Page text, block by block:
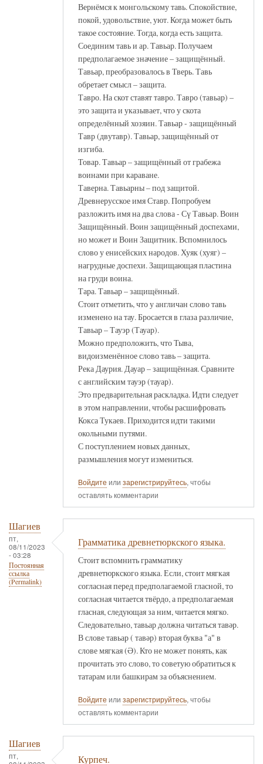
Вернёмся к монгольскому тавь. Спокойствие,
покой, удовольствие, уют. Когда может быть
такое состояние. Тогда, когда есть защита.
Соединим тавь и ар. Тавьар. Получаем
предполагаемое значение – защищённый.
Тавьар, преобразовалось в Тверь. Тавь
обретает смысл – защита.
Тавро. На скот ставят тавро. Тавро (тавьар) –
это защита и указывает, что у скота
определённый хозяин. Тавьар - защищённый
Тавр (двутавр). Тавьар, защищённый от
изгиба.
Товар. Тавьар – защищённый от грабежа
воинами при караване.
Таверна. Тавьарны – под защитой.
Древнерусское имя Ставр. Попробуем
разложить имя на два слова - Сү Тавьар. Воин
Защищённый. Воин защищённый доспехами,
но может и Воин Защитник. Вспомнилось
слово у енисейских народов. Хуяк (хуяг) –
нагрудные доспехи. Защищающая пластина
на груди воина.
Тара. Тавьар – защищённый.
Стоит отметить, что у англичан слово тавь
изменено на тау. Бросается в глаза различие,
Тавьар – Тауэр (Тауар).
Можно предположить, что Тыва,
видоизменённое слово тавь – защита.
Река Даурия. Дауар – защищённая. Сравните
с английским тауэр (тауар).
Это предварительная раскладка. Идти следует
в этом направлении, чтобы расшифровать
Кокса Тукаев. Приходится идти такими
окольными путями.
С поступлением новых данных,
размышления могут измениться.
Войдите или зарегистрируйтесь, чтобы
оставлять комментарии
Шагиев
пт,
08/11/2023
- 03:28
Постоянная
ссылка
(Permalink)
Грамматика древнетюркского языка.
Стоит вспомнить грамматику
древнетюркского языка. Если, стоит мягкая
согласная перед предполагаемой гласной, то
согласная читается твёрдо, а предполагаемая
гласная, следующая за ним, читается мягко.
Следовательно, тавьар должна читаться тавәр.
В слове тавьар ( тавәр) вторая буква "а" в
слове мягкая (Ә). Кто не может понять, как
прочитать это слово, то советую обратиться к
татарам или башкирам за объяснением.
Войдите или зарегистрируйтесь, чтобы
оставлять комментарии
Шагиев
пт,
Курпеч.